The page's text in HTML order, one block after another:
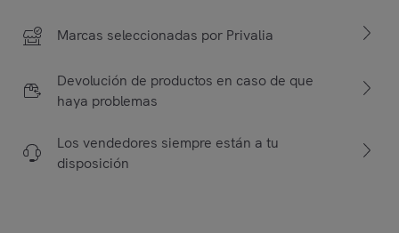
Marcas seleccionadas por Privalia
Devolución de productos en caso de que
haya problemas
Los vendedores siempre están a tu
disposición